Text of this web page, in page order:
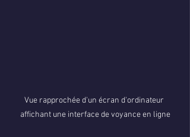
Vue rapprochée d'un écran d'ordinateur
affichant une interface de voyance en ligne